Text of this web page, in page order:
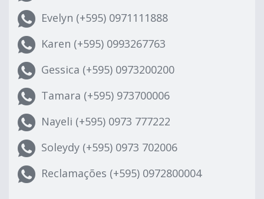
Evelyn (+595) 0971111888
Karen (+595) 0993267763
Gessica (+595) 0973200200
Tamara (+595) 973700006
Nayeli (+595) 0973 777222
Soleydy (+595) 0973 702006
Reclamações (+595) 0972800004